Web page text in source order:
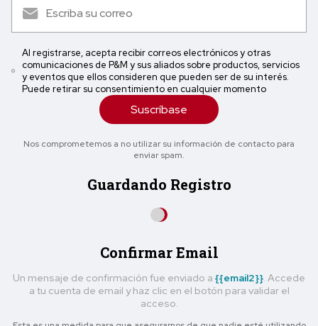
Al registrarse, acepta recibir correos electrónicos y otras
comunicaciones de P&M y sus aliados sobre productos, servicios
y eventos que ellos consideren que pueden ser de su interés.
Puede retirar su consentimiento en cualquier momento
Suscríbase
Nos comprometemos a no utilizar su información de contacto para
enviar spam.
Guardando Registro
Confirmar Email
Un mensaje de confirmación fue enviado a {{email2}}. Accede
a tu cuenta de email y haz clic en el botón para validar el
acceso.